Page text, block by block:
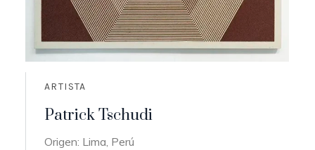
ARTISTA
Patrick Tschudi
Origen: Lima, Perú